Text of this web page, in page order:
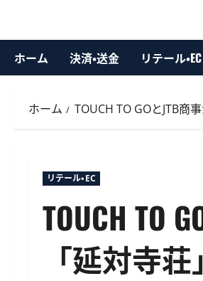
ホーム 決済・送金 リテール・EC
ホーム TOUCH TO GOとJTB商
リテール・EC
TOUCH TO
「延対寺